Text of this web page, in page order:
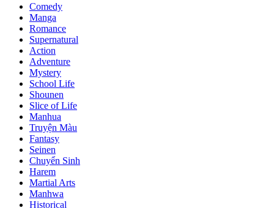
Comedy
Manga
Romance
Supernatural
Action
Adventure
Mystery
School Life
Shounen
Slice of Life
Manhua
Truyện Màu
Fantasy
Seinen
Chuyển Sinh
Harem
Martial Arts
Manhwa
Historical